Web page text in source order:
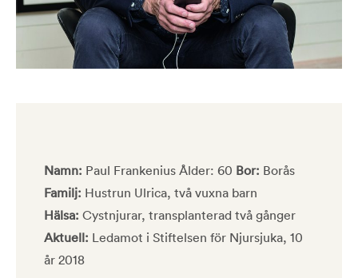
Namn: Paul Frankenius Ålder: 60 Bor: Borås
Familj: Hustrun Ulrica, två vuxna barn
Hälsa: Cystnjurar, transplanterad två gånger
Aktuell: Ledamot i Stiftelsen för Njursjuka, 10
år 2018